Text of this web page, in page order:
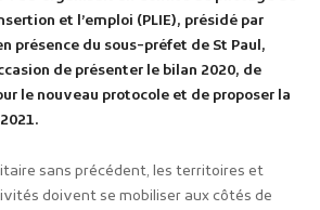
et l’emploi (PLIE), présidé par
présence du sous-préfet de St Paul,
de présenter le bilan 2020, de
le nouveau protocole et de proposer la
sans précédent, les territoires et
doivent se mobiliser aux côtés de